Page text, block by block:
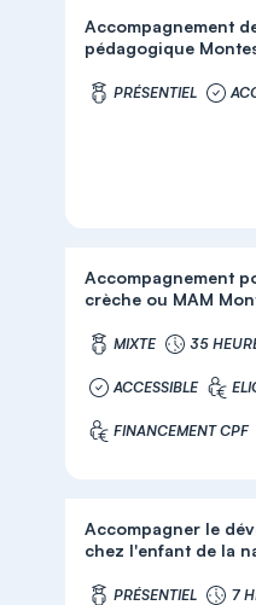
Accompagnement
pédagogique
PRÉSENTIEL
Accompagnement
crèche ou MAM
MIXTE 35
ACCESSIBLE
FINANCEMENT CPF
Accompagner le
chez l'enfant de la
PRÉSENTIEL 7